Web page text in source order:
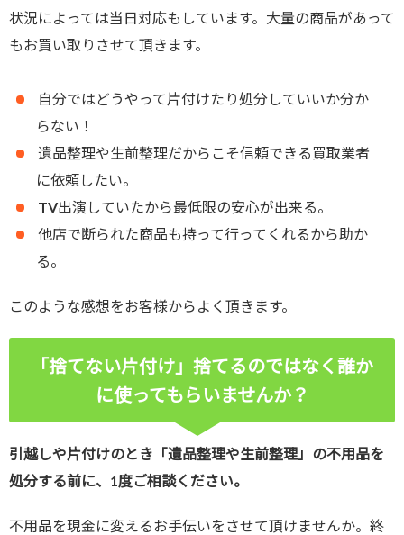
状況によっては当日対応もしています。大量の商品があって
もお買い取りさせて頂きます。
自分ではどうやって片付けたり処分していいか分か
らない！
遺品整理や生前整理だからこそ信頼できる買取業者
に依頼したい。
TV出演していたから最低限の安心が出来る。
他店で断られた商品も持って行ってくれるから助か
る。
このような感想をお客様からよく頂きます。
「捨てない片付け」捨てるのではなく誰か
に使ってもらいませんか？
引越しや片付けのとき「遺品整理や生前整理」の不用品を
処分する前に、1度ご相談ください。
不用品を現金に変えるお手伝いをさせて頂けませんか。終